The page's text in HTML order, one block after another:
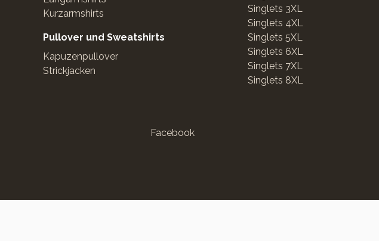
Kurzarmshirts
Pullover und Sweatshirts
Kapuzenpullover
Strickjacken
Singlets 3XL
Singlets 4XL
Singlets 5XL
Singlets 6XL
Singlets 7XL
Singlets 8XL
Facebook